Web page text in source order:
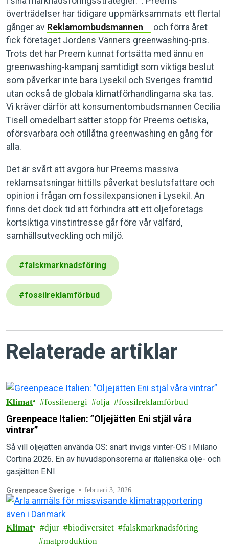
överträdelser har tidigare uppmärksammats ett flertal
gånger av Reklamombudsmannen
och förra året
fick företaget Jordens Vänners greenwashing-pris.
Trots det har Preem kunnat fortsätta med ännu en
greenwashing-kampanj samtidigt som viktiga beslut
som påverkar inte bara Lysekil och Sveriges framtid
utan också de globala klimatförhandlingarna ska tas.
Vi kräver därför att konsumentombudsmannen Cecilia
Tisell omedelbart sätter stopp för Preems oetiska,
oförsvarbara och otillåtna greenwashing en gång för
alla.
Det är svårt att avgöra hur Preems massiva
reklamsatsningar hittills påverkat beslutsfattare och
opinion i frågan om fossilexpansionen i Lysekil. Än
finns det dock tid att förhindra att ett oljeföretags
kortsiktiga vinstintresse går före vår välfärd,
samhällsutveckling och miljö.
#falskmarknadsföring
#fossilreklamförbud
Relaterade artiklar
Klimat fossilenergi olja fossilreklamförbud
Greenpeace Italien: ”Oljejätten Eni stjäl våra
vintrar”
Så vill oljejätten använda OS: snart invigs vinter-OS i Milano
Cortina 2026. En av huvudsponsorerna är italienska olje- och
gasjätten ENI.
Greenpeace Sverige februari 3, 2026
Klimat djur biodiversitet
falskmarknadsföring
matproduktion